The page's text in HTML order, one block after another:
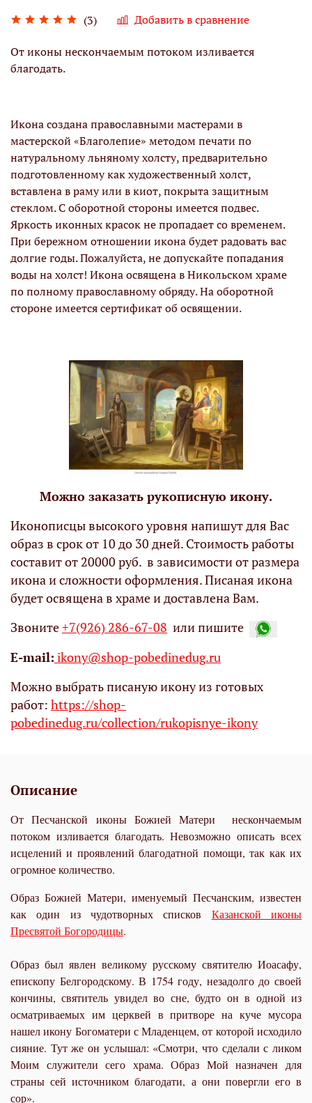
(3) Добавить в сравнение
От иконы нескончаемым потоком изливается
благодать.
Икона создана православными мастерами в
мастерской «Благолепие» методом печати по
натуральному льняному холсту, предварительно
подготовленному как художественный холст,
вставлена в раму или в киот, покрыта защитным
стеклом. С оборотной стороны имеется подвес.
Яркость иконных красок не пропадает со временем.
При бережном отношении икона будет радовать вас
долгие годы. Пожалуйста, не допускайте попадания
воды на холст! Икона освящена в Никольском храме
по полному православному обряду. На оборотной
стороне имеется сертификат об освящении.
Можно заказать рукописную икону.
Иконописцы высокого уровня напишут для Вас
образ в срок от 10 до 30 дней. Стоимость работы
составит от 20000 руб. в зависимости от размера
икона и сложности оформления. Писаная икона
будет освящена в храме и доставлена Вам.
Звоните+7(926) 286-67-08 или пишите
Е-mail: ikony@shop-pobedinedug.ru
Можно выбрать писаную икону из готовых
работ: https://shop-
pobedinedug.ru/collection/rukopisnye-ikony
Описание
От Песчанской иконы Божией Матери нескончаемым
потоком изливается благодать. Невозможно описать всех
исцелений и проявлений благодатной помощи, так как их
огромное количество.
Образ Божией Матери, именуемый Песчанским, известен
как один из чудотворных списков Казанской иконы
Пресвятой Богородицы.
Образ был явлен великому русскому святителю Иоасафу,
епископу Белгородскому. В 1754 году, незадолго до своей
кончины, святитель увидел во сне, будто он в одной из
осматриваемых им церквей в притворе на куче мусора
нашел икону Богоматери с Младенцем, от которой исходило
сияние. Тут же он услышал: «Смотри, что сделали с ликом
Моим служители сего храма. Образ Мой назначен для
страны сей источником благодати, а они повергли его в
сор».